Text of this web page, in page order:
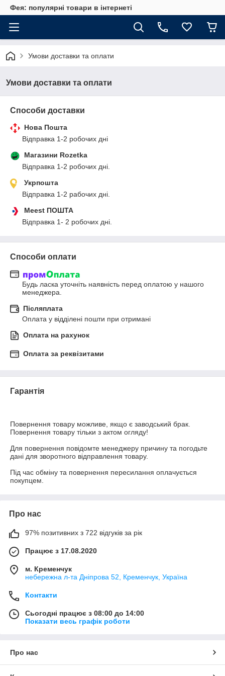
Фея: популярні товари в інтернеті
Умови доставки та оплати
Умови доставки та оплати
Способи доставки
Нова Пошта
Відправка 1-2 робочих дні
Магазини Rozetka
Відправка 1-2 робочих дні.
Укрпошта
Відправка 1-2 рабочих дні.
Meest ПОШТА
Відправка 1- 2 робочих дні.
Способи оплати
Будь ласка уточніть наявність перед оплатою у нашого
менеджера.
Післяплата
Оплата у відділені пошти при отримані
Оплата на рахунок
Оплата за реквізитами
Гарантія
Повернення товару можливе, якщо є заводський брак.
Повернення товару тільки з актом огляду!
Для повернення повідомте менеджеру причину та погодьте
дані для зворотного відправлення товару.
Під час обміну та повернення пересилання оплачується
покупцем.
Про нас
97% позитивних з 722 відгуків за рік
Працює з 17.08.2020
м. Кременчук
небережна л-та Дніпрова 52, Кременчук, Україна
Контакти
Сьогодні працює з 08:00 до 14:00
Показати весь графік роботи
Про нас